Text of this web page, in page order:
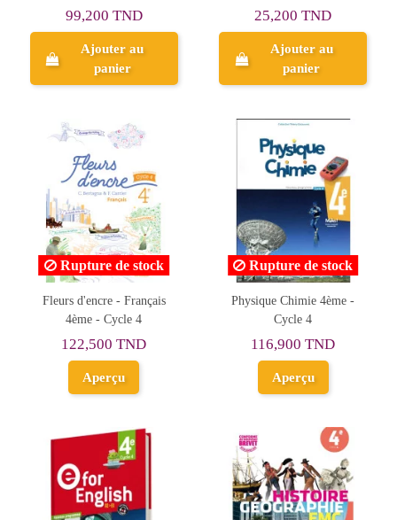
l'élève
99,200 TND
Ajouter au
panier
25,200 TND
Ajouter au
panier
Rupture de stock
Fleurs d'encre - Français
4ème - Cycle 4
122,500 TND
Aperçu
Rupture de stock
Physique Chimie 4ème -
Cycle 4
116,900 TND
Aperçu